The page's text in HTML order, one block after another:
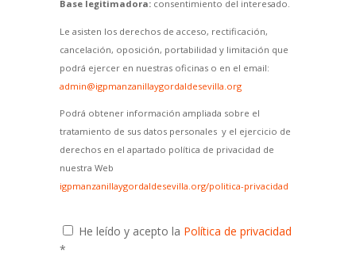
Base legitimadora:consentimiento del interesado.
Le asisten los derechos de acceso, rectificación,
cancelación, oposición, portabilidad y limitación que
podrá ejercer en nuestras oficinas o en el email:
admin@igpmanzanillaygordaldesevilla.org
Podrá obtener información ampliada sobre el
tratamiento de sus datos personales y el ejercicio de
derechos en el apartado política de privacidad de
nuestra Web
igpmanzanillaygordaldesevilla.org/politica-privacidad
He leído y acepto la Política de privacidad
*